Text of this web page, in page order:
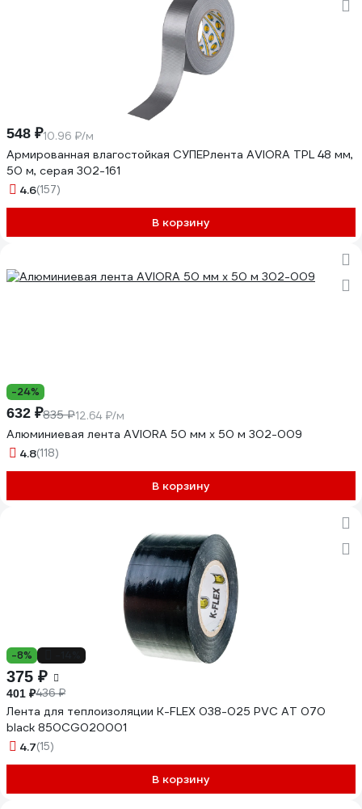
548 ₽10.96 ₽/м
Армированная влагостойкая СУПЕРлента AVIORA TPL 48 мм,
50 м, серая 302-161
4.6(157)
В корзину
-24%
632 ₽835 ₽12.64 ₽/м
Алюминиевая лента AVIORA 50 мм х 50 м 302-009
4.8(118)
В корзину
-8%
375 ₽
401 ₽436 ₽
Лента для теплоизоляции K-FLEX 038-025 PVC AT 070
black 850CG020001
4.7(15)
В корзину